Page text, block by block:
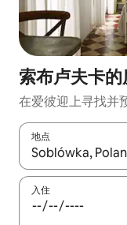
索布卢夫卡
在爱彼迎上寻找并
地点
如有搜索结果，请
入住